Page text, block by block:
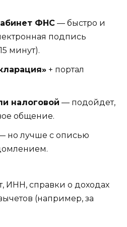
ФНС — быстро и
подпись
минут).
+ портал
налоговой — подойдет,
общение.
но лучше с описью
ИНН, справки о доходах
(например, за